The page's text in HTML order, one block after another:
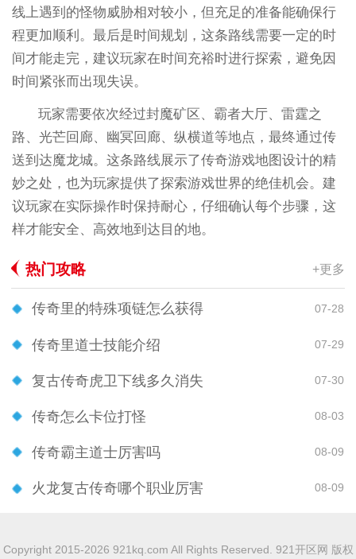
线上遇到的怪物威胁相对较小，但充足的准备能确保行
程更加顺利。最后是时间规划，这条路线需要一定的时
间才能走完，建议玩家在时间充裕时进行探索，避免因
时间紧张而出现失误。
玩家需要依次经过封魔矿区、霸者大厅、雷霆之
路、光芒回廊、幽冥回廊、纵横道等地点，最终通过传
送到达魔龙城。这条路线展示了传奇游戏地图设计的精
妙之处，也为玩家提供了探索游戏世界的绝佳机会。建
议玩家在实际操作时保持耐心，仔细确认每个步骤，这
样才能安全、高效地到达目的地。
热门攻略 +更多
传奇里的特殊项链怎么获得 07-28
传奇里道士技能介绍 07-29
复古传奇虎卫下线多久消失 07-30
传奇怎么卡位打怪 08-03
传奇霸主道士厉害吗 08-09
火龙复古传奇哪个职业厉害 08-09
Copyright 2015-2026 921kq.com All Rights Reserved. 921开区网 版权